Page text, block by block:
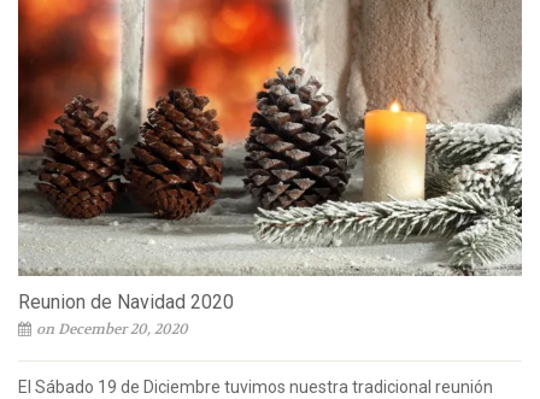
Reunion de Navidad 2020
on December 20, 2020
El Sábado 19 de Diciembre tuvimos nuestra tradicional reunión